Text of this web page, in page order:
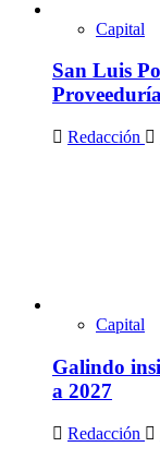
Capital
San Luis
Redacción
Capital
Galindo
a 2027
Redacción